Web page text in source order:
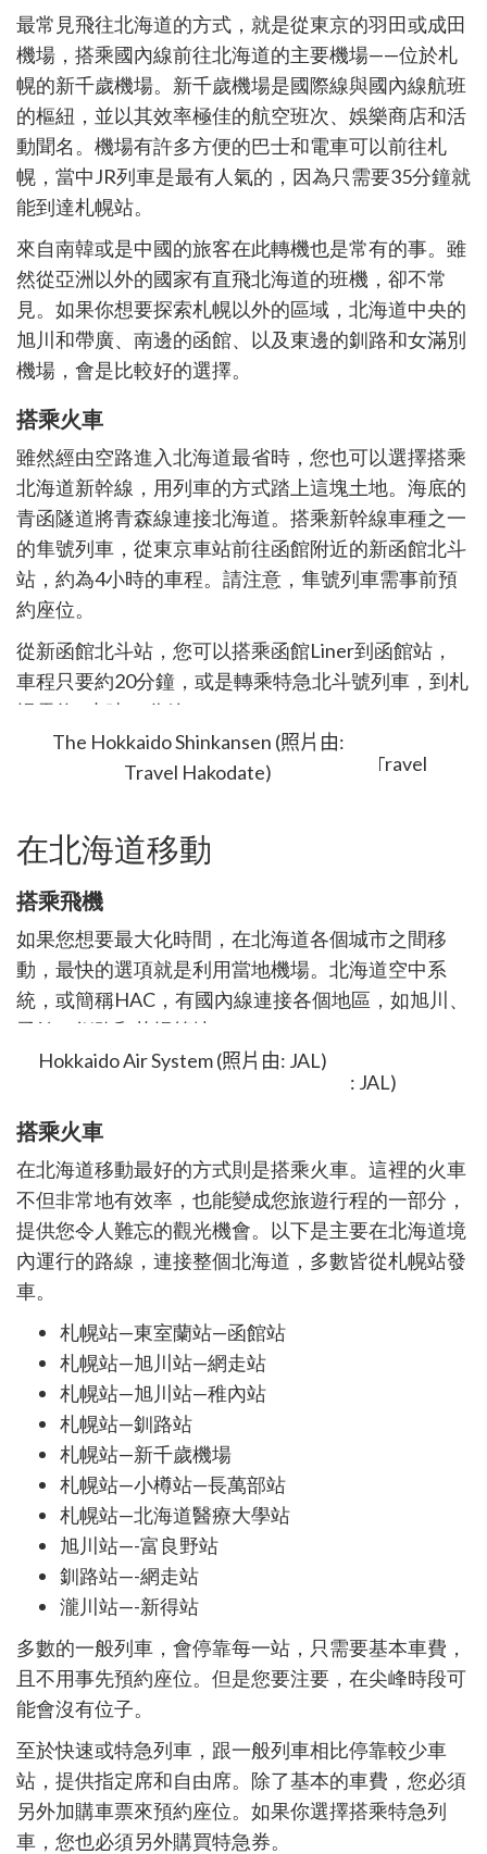
最常見飛往北海道的方式，就是從東京的羽田或成田
機場，搭乘國內線前往北海道的主要機場——位於札
幌的新千歲機場。新千歲機場是國際線與國內線航班
的樞紐，並以其效率極佳的航空班次、娛樂商店和活
動聞名。機場有許多方便的巴士和電車可以前往札
幌，當中JR列車是最有人氣的，因為只需要35分鐘就
能到達札幌站。
來自南韓或是中國的旅客在此轉機也是常有的事。雖
然從亞洲以外的國家有直飛北海道的班機，卻不常
見。如果你想要探索札幌以外的區域，北海道中央的
旭川和帶廣、南邊的函館、以及東邊的釧路和女滿別
機場，會是比較好的選擇。
搭乘火車
雖然經由空路進入北海道最省時，您也可以選擇搭乘
北海道新幹線，用列車的方式踏上這塊土地。海底的
青函隧道將青森線連接北海道。搭乘新幹線車種之一
的隼號列車，從東京車站前往函館附近的新函館北斗
站，約為4小時的車程。請注意，隼號列車需事前預
約座位。
從新函館北斗站，您可以搭乘函館Liner到函館站，
車程只要約20分鐘，或是轉乘特急北斗號列車，到札
幌需約
小時
分鐘。
The Hokkaido Shinkansen (照片由:
Travel Hakodate)
在北海道移動
搭乘飛機
如果您想要最大化時間，在北海道各個城市之間移
動，最快的選項就是利用當地機場。北海道空中系
統，或簡稱HAC ，有國內線連接各個地區，如旭川、
函館、釧路和札幌等地
Hokkaido Air System (照片由: JAL)
搭乘火車
在北海道移動最好的方式則是搭乘火車。這裡的火車
不但非常地有效率，也能變成您旅遊行程的一部分，
提供您令人難忘的觀光機會。以下是主要在北海道境
內運行的路線，連接整個北海道，多數皆從札幌站發
車。
札幌站—東室蘭站—函館站
札幌站—旭川站—網走站
札幌站—旭川站—稚內站
札幌站—釧路站
札幌站—新千歲機場
札幌站—小樽站—長萬部站
札幌站—北海道醫療大學站
旭川站—-富良野站
釧路站—-網走站
瀧川站—-新得站
多數的一般列車，會停靠每一站，只需要基本車費，
且不用事先預約座位。但是您要注要，在尖峰時段可
能會沒有位子。
至於快速或特急列車，跟一般列車相比停靠較少車
站，提供指定席和自由席。除了基本的車費，您必須
另外加購車票來預約座位。如果你選擇搭乘特急列
車，您也必須另外購買特急券。